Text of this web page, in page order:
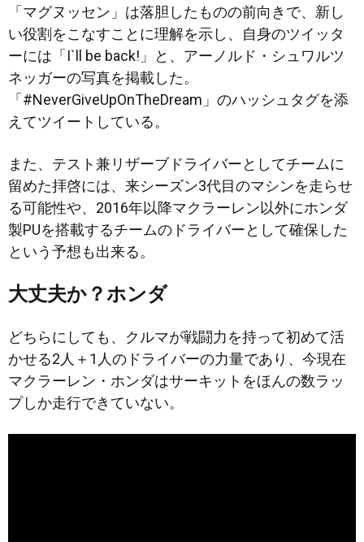
「マグヌッセン」は落胆したものの前向きで、新し
い役割をこなすことに理解を示し、自身のツイッタ
ーには「I`ll be back!」と、アーノルド・シュワルツ
ネッガーの写真を掲載した。
「#NeverGiveUpOnTheDream」のハッシュタグを添
えてツイートしている。
また、テスト兼リザーブドライバーとしてチームに
留めた拝啓には、来シーズン3代目のマシンを走らせ
る可能性や、2016年以降マクラーレン以外にホンダ
製PUを搭載するチームのドライバーとして確保した
という予想も出来る。
大丈夫か？ホンダ
どちらにしても、クルマが戦闘力を持って初めて活
かせる2人＋1人のドライバーの力量であり、今現在
マクラーレン・ホンダはサーキットをほんの数ラッ
プしか走行できていない。